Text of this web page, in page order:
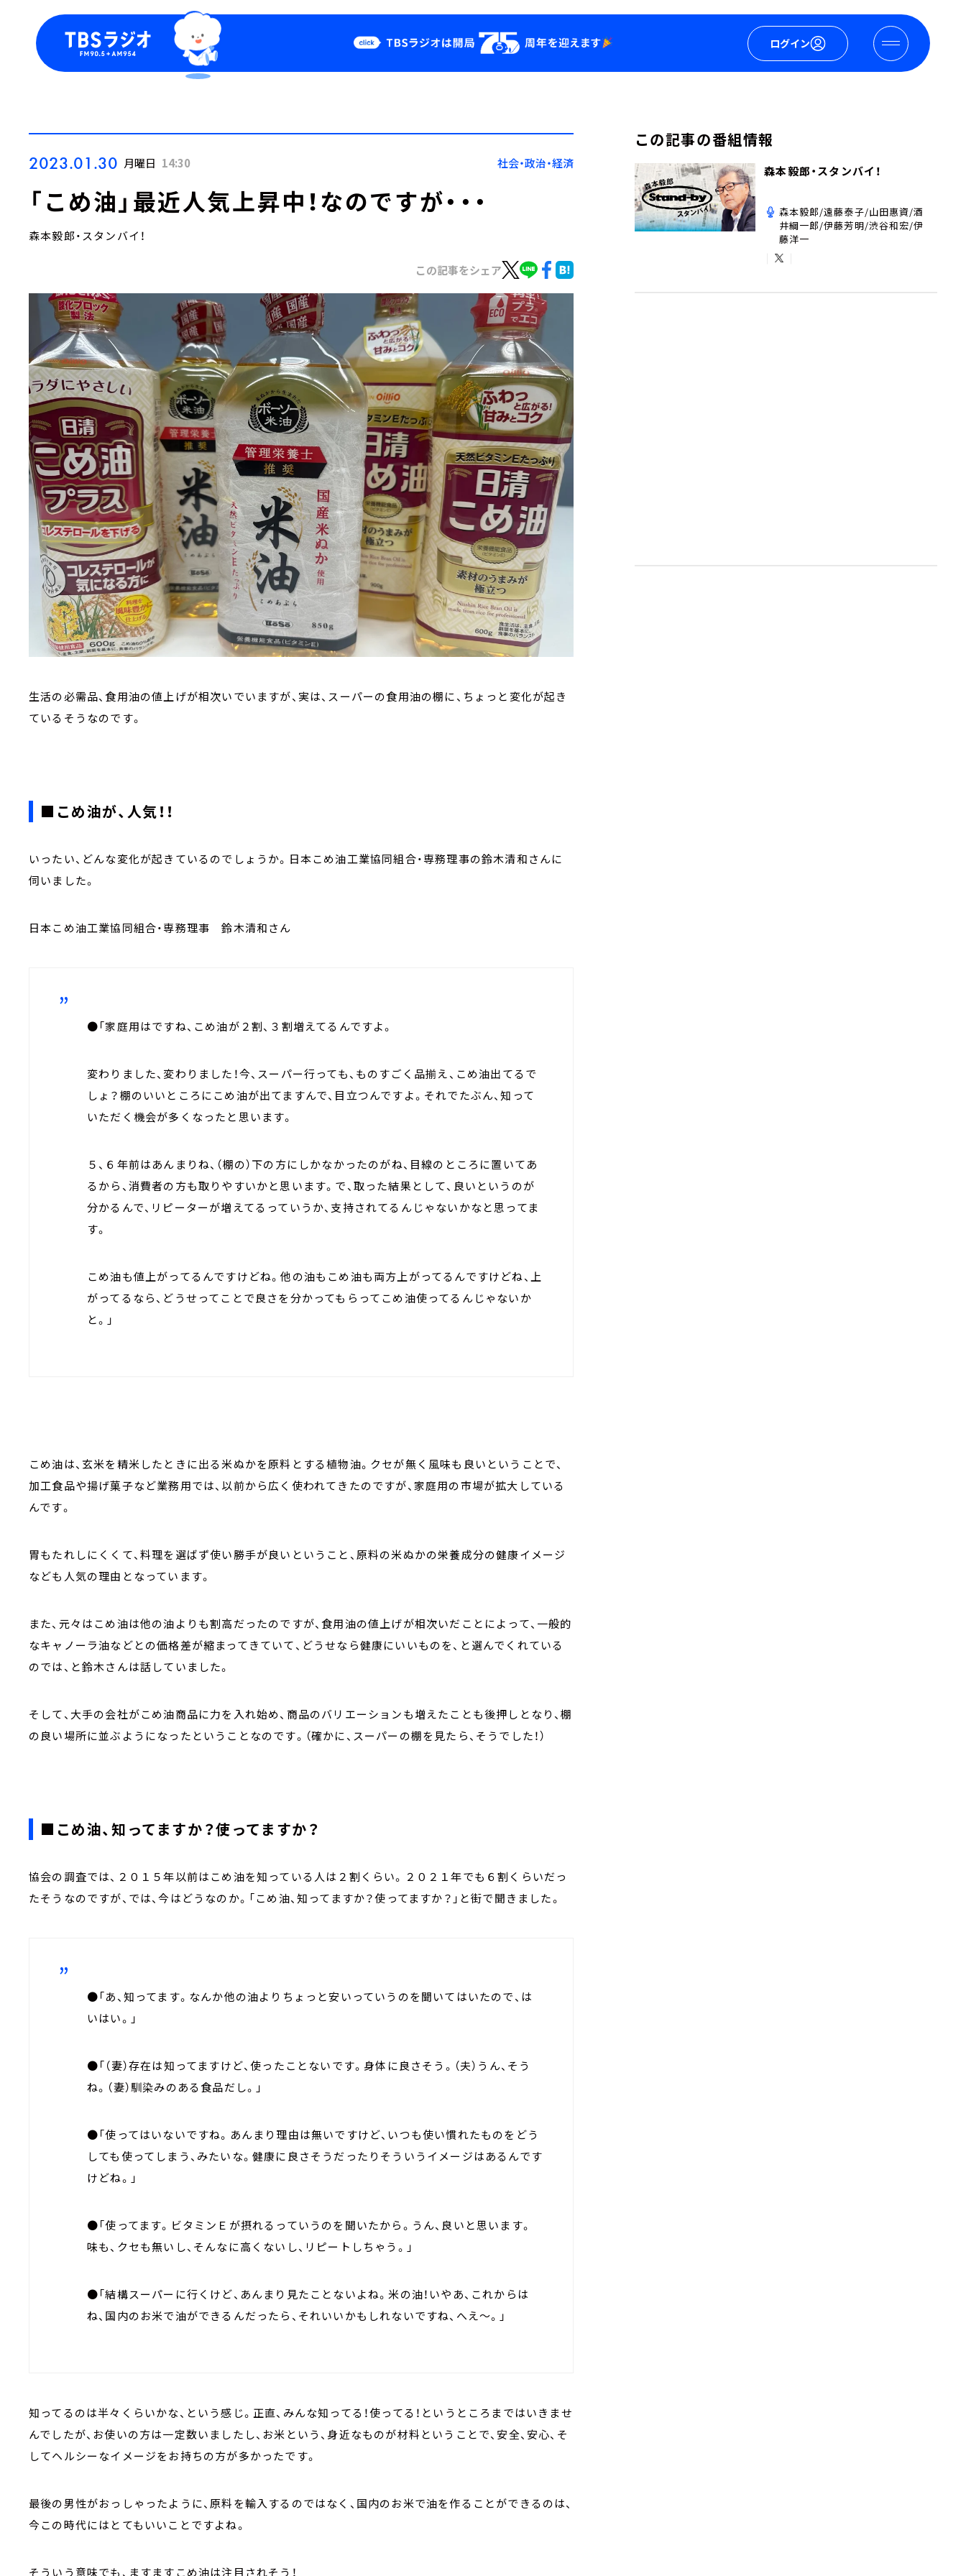
ログイン
Podcast
YouTube
会社情報
2023.01.30 月曜日 14:30 社会・政治・経済
「こめ油」最近人気上昇中！なのですが・・・
森本毅郎・スタンバイ！
この記事をシェア
生活の必需品、食用油の値上げが相次いでいますが、実は、スーパーの食用油の棚に、ちょっと変化が起き
ているそうなのです。
■こめ油が、人気！！
いったい、どんな変化が起きているのでしょうか。日本こめ油工業協同組合・専務理事の鈴木清和さんに
伺いました。
日本こめ油工業協同組合・専務理事 鈴木清和さん
●「家庭用はですね、こめ油が２割、３割増えてるんですよ。
変わりました、変わりました！今、スーパー行っても、ものすごく品揃え、こめ油出てるで
しょ？棚のいいところにこめ油が出てますんで、目立つんですよ。それでたぶん、知って
いただく機会が多くなったと思います。
５、６年前はあんまりね、（棚の）下の方にしかなかったのがね、目線のところに置いてあ
るから、消費者の方も取りやすいかと思います。で、取った結果として、良いというのが
分かるんで、リピーターが増えてるっていうか、支持されてるんじゃないかなと思ってま
す。
こめ油も値上がってるんですけどね。他の油もこめ油も両方上がってるんですけどね、上
がってるなら、どうせってことで良さを分かってもらってこめ油使ってるんじゃないか
と。」
こめ油は、玄米を精米したときに出る米ぬかを原料とする植物油。クセが無く風味も良いということで、
加工食品や揚げ菓子など業務用では、以前から広く使われてきたのですが、家庭用の市場が拡大している
んです。
胃もたれしにくくて、料理を選ばず使い勝手が良いということ、原料の米ぬかの栄養成分の健康イメージ
なども人気の理由となっています。
また、元々はこめ油は他の油よりも割高だったのですが、食用油の値上げが相次いだことによって、一般的
なキャノーラ油などとの価格差が縮まってきていて、どうせなら健康にいいものを、と選んでくれている
のでは、と鈴木さんは話していました。
そして、大手の会社がこめ油商品に力を入れ始め、商品のバリエーションも増えたことも後押しとなり、棚
の良い場所に並ぶようになったということなのです。（確かに、スーパーの棚を見たら、そうでした！）
■こめ油、知ってますか？使ってますか？
協会の調査では、２０１５年以前はこめ油を知っている人は２割くらい。２０２１年でも６割くらいだっ
たそうなのですが、では、今はどうなのか。「こめ油、知ってますか？使ってますか？」と街で聞きました。
●「あ、知ってます。なんか他の油よりちょっと安いっていうのを聞いてはいたので、は
いはい。」
●「（妻）存在は知ってますけど、使ったことないです。身体に良さそう。（夫）うん、そう
ね。（妻）馴染みのある食品だし。」
●「使ってはいないですね。あんまり理由は無いですけど、いつも使い慣れたものをどう
しても使ってしまう、みたいな。健康に良さそうだったりそういうイメージはあるんです
けどね。」
●「使ってます。ビタミンＥが摂れるっていうのを聞いたから。うん、良いと思います。
味も、クセも無いし、そんなに高くないし、リピートしちゃう。」
●「結構スーパーに行くけど、あんまり見たことないよね。米の油！いやあ、これからは
ね、国内のお米で油ができるんだったら、それいいかもしれないですね、へえ～。」
知ってるのは半々くらいかな、という感じ。正直、みんな知ってる！使ってる！というところまではいきませ
んでしたが、お使いの方は一定数いましたし、お米という、身近なものが材料ということで、安全、安心、そ
してヘルシーなイメージをお持ちの方が多かったです。
最後の男性がおっしゃったように、原料を輸入するのではなく、国内のお米で油を作ることができるのは、
今この時代にはとてもいいことですよね。
そういう意味でも、ますますこめ油は注目されそう！
この記事の番組情報
森本毅郎・スタンバイ！
森本毅郎/遠藤泰子/山田惠資/酒
井綱一郎/伊藤芳明/渋谷和宏/伊
藤洋一